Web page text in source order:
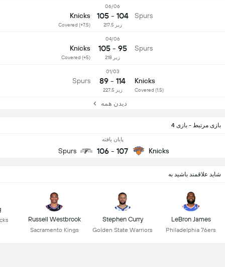
بازی مرتبط - بازی 4
Knicks
پایان یافته
107
-
106
Spurs
Spurs
06/06
104 - 105
Knicks
Covered (+7.5) زیر 217.5
Spurs
04/06
95 - 105
Knicks
Covered (+5) زیر 218
Knicks
Covered (1.5)
01/03
114 - 89
Spurs
زیر 227.5
دیدن همه
شاید علاقمند باشید به
LeBron James
Philadelphia 76ers
Stephen Curry
Golden State Warriors
Russell Westbrook
Sacramento Kings